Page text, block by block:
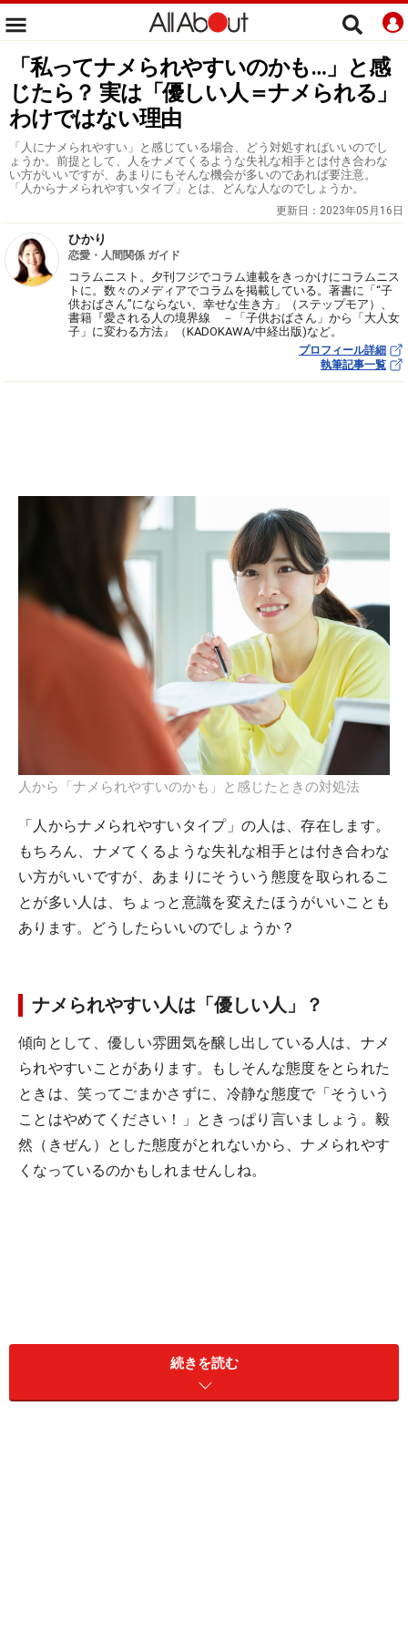
「私ってナメられやすいのかも…」と感
じたら？ 実は「優しい人＝ナメられる」
わけではない理由
「人にナメられやすい」と感じている場合、どう対処すればいいのでし
ょうか。前提として、人をナメてくるような失礼な相手とは付き合わな
い方がいいですが、あまりにもそんな機会が多いのであれば要注意。
「人からナメられやすいタイプ」とは、どんな人なのでしょうか。
更新日： 2023年05月16日
ひかり
恋愛・人間関係 ガイド
コラムニスト。夕刊フジでコラム連載をきっかけにコラムニス
トに。数々のメディアでコラムを掲載している。著書に「“子
供おばさん”にならない、幸せな生き方」（ステップモア）、
書籍『愛される人の境界線 －「子供おばさん」から「大人女
子」に変わる方法』（KADOKAWA/中経出版)など。
プロフィール詳細
執筆記事一覧
人から「ナメられやすいのかも」と感じたときの対処法
「人からナメられやすいタイプ」の人は、存在します。
もちろん、ナメてくるような失礼な相手とは付き合わな
い方がいいですが、あまりにそういう態度を取られるこ
とが多い人は、ちょっと意識を変えたほうがいいことも
あります。どうしたらいいのでしょうか？
ナメられやすい人は「優しい人」？
傾向として、優しい雰囲気を醸し出している人は、ナメ
られやすいことがあります。もしそんな態度をとられた
ときは、笑ってごまかさずに、冷静な態度で「そういう
ことはやめてください！」ときっぱり言いましょう。毅
然（きぜん）とした態度がとれないから、ナメられやす
くなっているのかもしれませんしね。
続きを読む